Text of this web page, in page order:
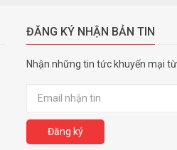
ĐĂNG KÝ NHẬN BẢN TIN
Nhận những tin tức khuyến mại
Đăng ký